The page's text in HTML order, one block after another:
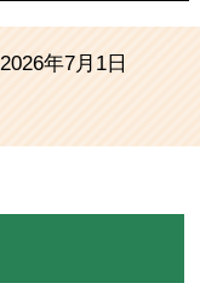
2026年7月1日